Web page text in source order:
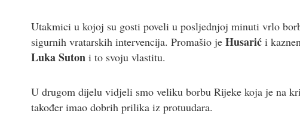
Utakmici u kojoj su gosti poveli u posljednjoj minuti vrlo
sigurnih vratarskih intervencija. Promašio je Husarić i
Luka Suton i to svoju vlastitu.
U drugom dijelu vidjeli smo veliku borbu Rijeke koja je na
također imao dobrih prilika iz protuudara.